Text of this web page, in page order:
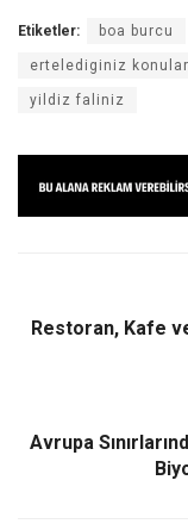
Etiketler: boa burcu
ertelediginiz konular
yildiz faliniz
Restoran, Kafe
Avrupa